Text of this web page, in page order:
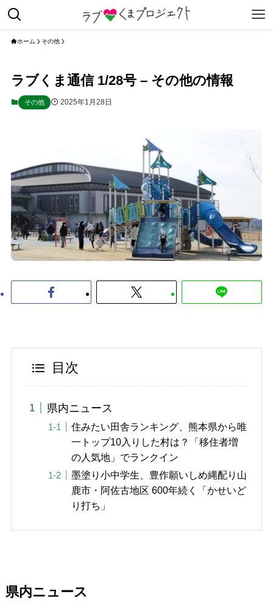
ホーム その他
ラブくま通信 1/28号 – その他の情報
その他 2025年1月28日
目次
県内ニュース
住みたい田舎ランキング、熊本県から唯
一トップ10入りした村は？「移住者増
の人気地」でランクイン
墨塗り小中学生、豊作願いしめ縄配り山
鹿市・阿佐古地区 600年続く「かせいど
り打ち」
県内ニュース